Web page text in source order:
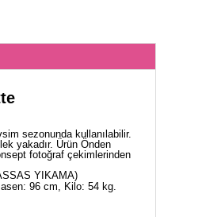
sezonunda kullanılabilir.
yakadır. Ürün Önden
fotoğraf çekimlerinden
YIKAMA)
96 cm, Kilo: 54 kg.